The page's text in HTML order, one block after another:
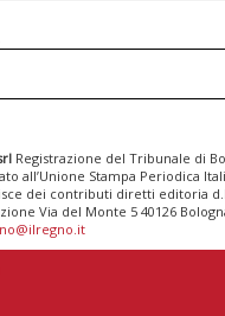
Registrazione del Tribunale di
all’Unione Stampa Periodica
dei contributi diretti editoria
Via del Monte 5 40126